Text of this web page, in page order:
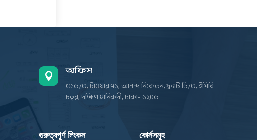
 অফিস
৫১৬/৩, টাওয়ার ৭১, আনন্দ নিকেতন, ফ্ল্যাট ডি/৩, ইসিবি
চত্বর, দক্ষিণ মানিকদী, ঢাকা- ১২০৬
গুরুত্বপূর্ণ লিংকস কোর্সসমূহ